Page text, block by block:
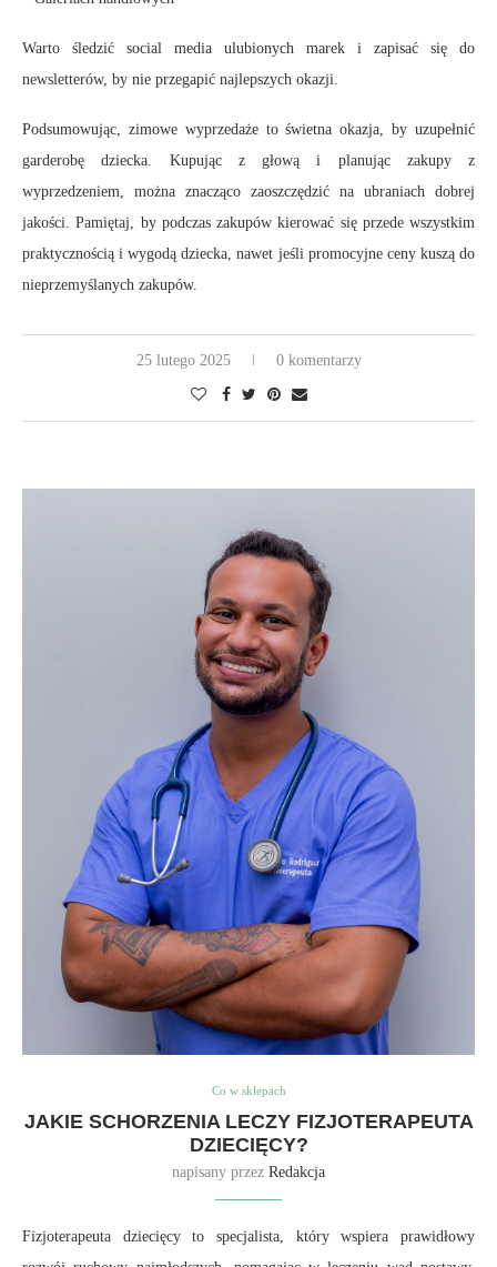
Warto śledzić social media ulubionych marek i zapisać się do
newsletterów, by nie przegapić najlepszych okazji.
Podsumowując, zimowe wyprzedaże to świetna okazja, by uzupełnić
garderobę dziecka. Kupując z głową i planując zakupy z
wyprzedzeniem, można znacząco zaoszczędzić na ubraniach dobrej
jakości. Pamiętaj, by podczas zakupów kierować się przede wszystkim
praktycznością i wygodą dziecka, nawet jeśli promocyjne ceny kuszą do
nieprzemyślanych zakupów.
25 lutego 2025 0 komentarzy
Co w sklepach
JAKIE SCHORZENIA LECZY FIZJOTERAPEUTA
DZIECIĘCY?
napisany przez Redakcja
Fizjoterapeuta dziecięcy to specjalista, który wspiera prawidłowy